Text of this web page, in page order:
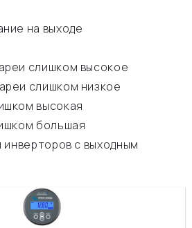
на выходе
слишком высокое
слишком низкое
высокая
большая
инверторов с выходным